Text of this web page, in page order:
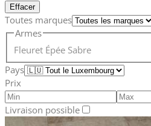
Effacer
Toutes marques
Armes
Fleuret Épée Sabre
Pays
Prix
Livraison possible